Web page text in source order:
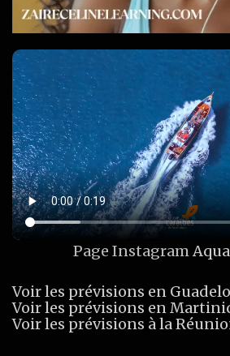
Page Instagram
Voir les prévisions en
Voir les prévisions en
Voir les prévisions à la